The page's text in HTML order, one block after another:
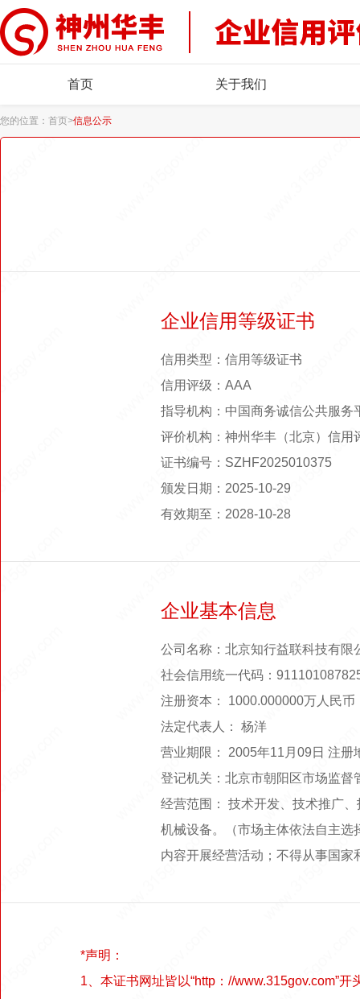
首页 关于我们
您的位置： 首页>信息公示
企业信用等级证书
信用类型：信用等级证书
信用评级：AAA
指导机构：中国商务诚信公共服务
评价机构：神州华丰（北京）信用
证书编号：SZHF2025010375
颁发日期：2025-10-29
有效期至：2028-10-28
企业基本信息
公司名称：北京知行益联科技有限
社会信用统一代码：
注册资本： 1000.000000万人民币
法定代表人： 杨洋
营业期限： 2005年11月09日 注
登记机关：北京市朝阳区市场监督
经营范围： 技术开发、技术推广
机械设备。（市场主体依法自主
内容开展经营活动；不得从事国
*声明：
1、本证书网址皆以“http：//www.315gov.com”开